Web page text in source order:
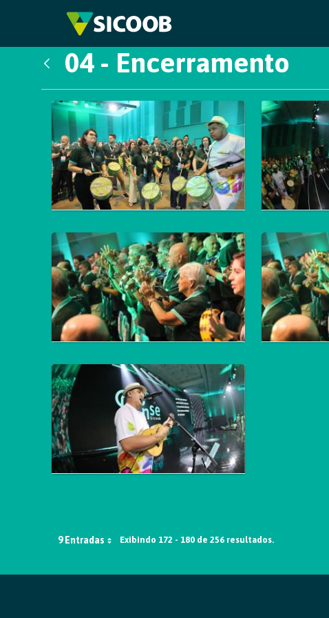
Pular para o Conteúdo principal
04 - Encerramento
Galeria de Mídias
9 Entradas Exibindo 172 - 180 de 256 resultados.